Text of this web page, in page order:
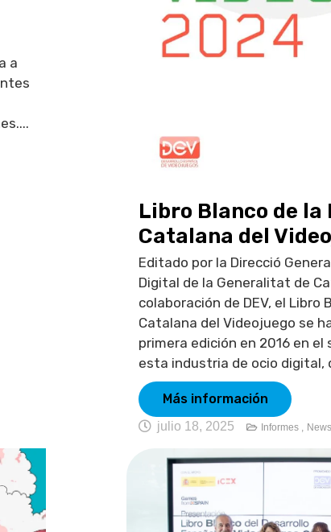
a
Libro Blanco de
Catalana del
Editado por la Direcció
Digital de la Generalitat de
colaboración de DEV, el Libro
Catalana del Videojuego se
primera edición en 2016 en
esta industria de ocio digital,
Más información
julio 18, 2025 Informes , News